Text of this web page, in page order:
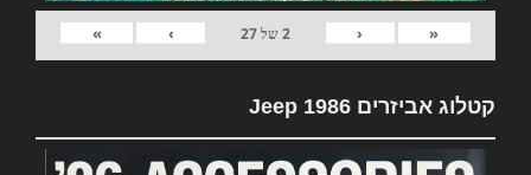
«
‹
2של27
›
»
קטלוג אביזרים Jeep 1986